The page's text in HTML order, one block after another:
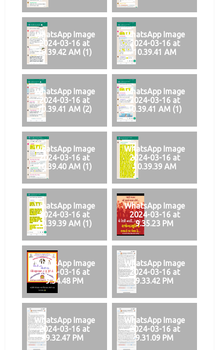
WhatsApp Image
2024-03-16 at
10.39.42 AM (1)
WhatsApp Image
2024-03-16 at
10.39.41 AM
WhatsApp Image
2024-03-16 at
10.39.41 AM (2)
WhatsApp Image
2024-03-16 at
10.39.41 AM (1)
WhatsApp Image
2024-03-16 at
10.39.40 AM (1)
WhatsApp Image
2024-03-16 at
10.39.39 AM
WhatsApp Image
2024-03-16 at
10.39.39 AM (1)
WhatsApp Image
2024-03-16 at
9.35.23 PM
WhatsApp Image
2024-03-16 at
9.34.48 PM
WhatsApp Image
2024-03-16 at
9.33.42 PM
WhatsApp Image
2024-03-16 at
9.32.47 PM
WhatsApp Image
2024-03-16 at
9.31.09 PM